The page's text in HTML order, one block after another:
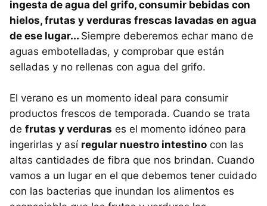
ingesta de agua del grifo, consumir bebidas con
hielos, frutas y verduras frescas lavadas en agua
de ese lugar... Siempre deberemos echar mano de
aguas embotelladas, y comprobar que están
selladas y no rellenas con agua del grifo.
El verano es un momento ideal para consumir
productos frescos de temporada. Cuando se trata
de frutas y verduras es el momento idóneo para
ingerirlas y así regular nuestro intestino con las
altas cantidades de fibra que nos brindan. Cuando
vamos a un lugar en el que debemos tener cuidado
con las bacterias que inundan los alimentos es